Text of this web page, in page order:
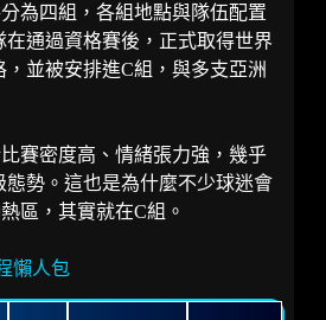
為四組，各組地點與隊伍配置
在通過資格賽後，正式取得世界
並被安排進C組，與多支亞洲
賽密度高、情緒張力強，幾乎
勢。這也是為什麼不少球迷會
區，其實就在C組。
懶人包